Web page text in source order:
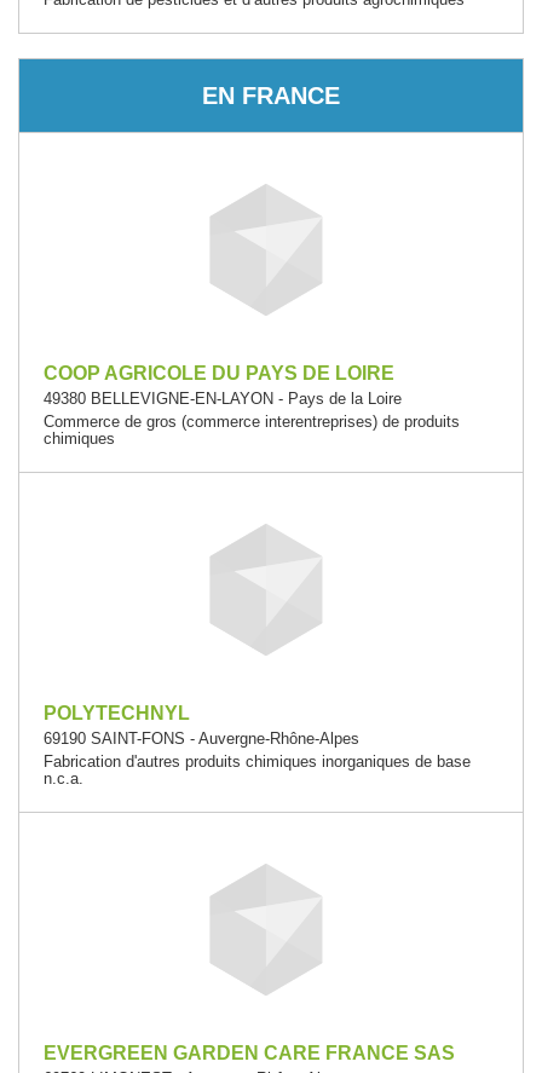
EN FRANCE
COOP AGRICOLE DU PAYS DE LOIRE
49380 BELLEVIGNE-EN-LAYON - Pays de la Loire
Commerce de gros (commerce interentreprises) de produits
chimiques
POLYTECHNYL
69190 SAINT-FONS - Auvergne-Rhône-Alpes
Fabrication d'autres produits chimiques inorganiques de base
n.c.a.
EVERGREEN GARDEN CARE FRANCE SAS